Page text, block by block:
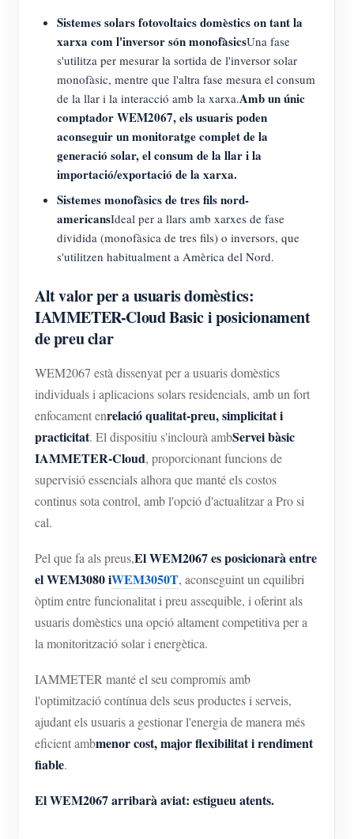
Sistemes solars fotovoltaics domèstics on tant la
xarxa com l'inversor són monofàsicsUna fase
s'utilitza per mesurar la sortida de l'inversor solar
monofàsic, mentre que l'altra fase mesura el consum
de la llar i la interacció amb la xarxa.Amb un únic
comptador WEM2067, els usuaris poden
aconseguir un monitoratge complet de la
generació solar, el consum de la llar i la
importació/exportació de la xarxa.
Sistemes monofàsics de tres fils nord-
americansIdeal per a llars amb xarxes de fase
dividida (monofàsica de tres fils) o inversors, que
s'utilitzen habitualment a Amèrica del Nord.
Alt valor per a usuaris domèstics:
IAMMETER-Cloud Basic i posicionament
de preu clar
WEM2067 està dissenyat per a usuaris domèstics
individuals i aplicacions solars residencials, amb un fort
enfocament enrelació qualitat-preu, simplicitat i
practicitat. El dispositiu s'inclourà ambServei bàsic
IAMMETER-Cloud, proporcionant funcions de
supervisió essencials alhora que manté els costos
continus sota control, amb l'opció d'actualitzar a Pro si
cal.
Pel que fa als preus,El WEM2067 es posicionarà entre
el WEM3080 iWEM3050T, aconseguint un equilibri
òptim entre funcionalitat i preu assequible, i oferint als
usuaris domèstics una opció altament competitiva per a
la monitorització solar i energètica.
IAMMETER manté el seu compromís amb
l'optimització contínua dels seus productes i serveis,
ajudant els usuaris a gestionar l'energia de manera més
eficient ambmenor cost, major flexibilitat i rendiment
fiable.
El WEM2067 arribarà aviat: estigueu atents.